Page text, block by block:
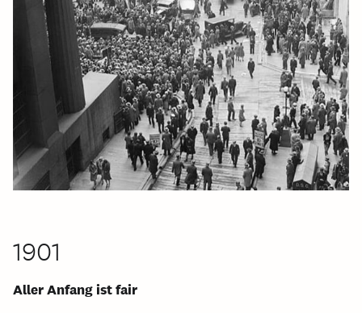
1901
Aller Anfang ist fair